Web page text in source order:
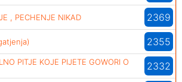
, PECHENJE NIKAD 2369
2355
PITJE KOJE PIJETE GOWORI O
2332